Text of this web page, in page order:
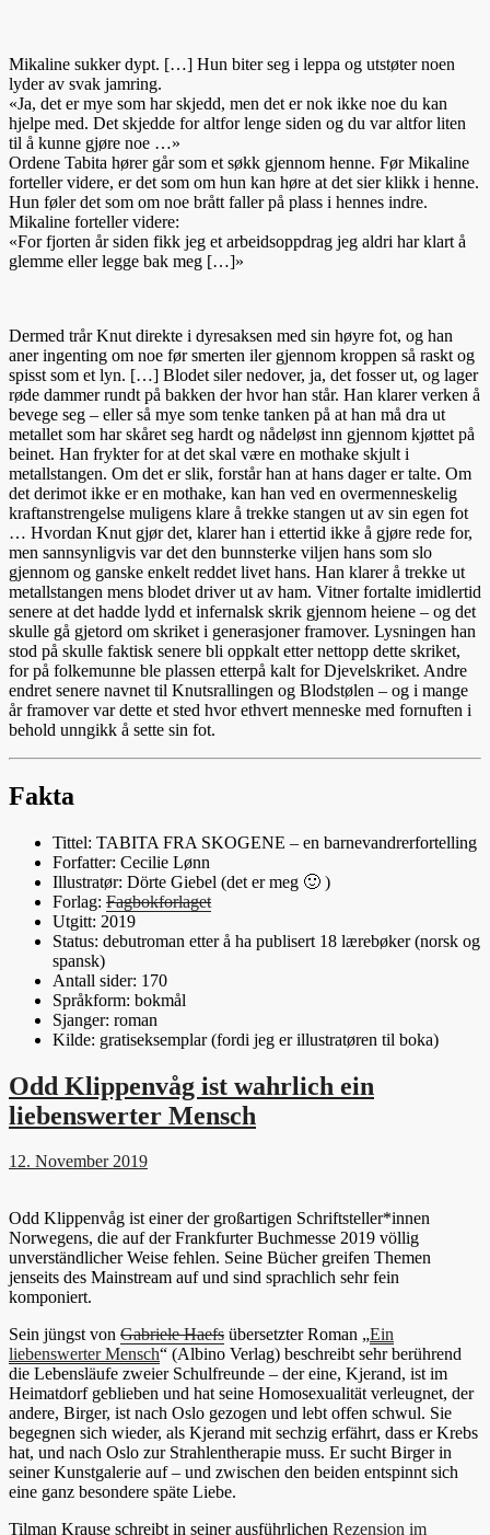
Mikaline sukker dypt. […] Hun biter seg i leppa og utstøter noen
lyder av svak jamring.
«Ja, det er mye som har skjedd, men det er nok ikke noe du kan
hjelpe med. Det skjedde for altfor lenge siden og du var altfor liten
til å kunne gjøre noe …»
Ordene Tabita hører går som et søkk gjennom henne. Før Mikaline
forteller videre, er det som om hun kan høre at det sier klikk i henne.
Hun føler det som om noe brått faller på plass i hennes indre.
Mikaline forteller videre:
«For fjorten år siden fikk jeg et arbeidsoppdrag jeg aldri har klart å
glemme eller legge bak meg […]»
Dermed trår Knut direkte i dyresaksen med sin høyre fot, og han
aner ingenting om noe før smerten iler gjennom kroppen så raskt og
spisst som et lyn. […] Blodet siler nedover, ja, det fosser ut, og lager
røde dammer rundt på bakken der hvor han står. Han klarer verken å
bevege seg – eller så mye som tenke tanken på at han må dra ut
metallet som har skåret seg hardt og nådeløst inn gjennom kjøttet på
beinet. Han frykter for at det skal være en mothake skjult i
metallstangen. Om det er slik, forstår han at hans dager er talte. Om
det derimot ikke er en mothake, kan han ved en overmenneskelig
kraftanstrengelse muligens klare å trekke stangen ut av sin egen fot
… Hvordan Knut gjør det, klarer han i ettertid ikke å gjøre rede for,
men sannsynligvis var det den bunnsterke viljen hans som slo
gjennom og ganske enkelt reddet livet hans. Han klarer å trekke ut
metallstangen mens blodet driver ut av ham. Vitner fortalte imidlertid
senere at det hadde lydd et infernalsk skrik gjennom heiene – og det
skulle gå gjetord om skriket i generasjoner framover. Lysningen han
stod på skulle faktisk senere bli oppkalt etter nettopp dette skriket,
for på folkemunne ble plassen etterpå kalt for Djevelskriket. Andre
endret senere navnet til Knutsrallingen og Blodstølen – og i mange
år framover var dette et sted hvor ethvert menneske med fornuften i
behold unngikk å sette sin fot.
Fakta
Tittel: TABITA FRA SKOGENE – en barnevandrerfortelling
Forfatter: Cecilie Lønn
Illustratør: Dörte Giebel (det er meg 🙂 )
Forlag: Fagbokforlaget
Utgitt: 2019
Status: debutroman etter å ha publisert 18 lærebøker (norsk og
spansk)
Antall sider: 170
Språkform: bokmål
Sjanger: roman
Kilde: gratiseksemplar (fordi jeg er illustratøren til boka)
Odd Klippenvåg ist wahrlich ein
liebenswerter Mensch
12. November 2019
Odd Klippenvåg ist einer der großartigen Schriftsteller*innen
Norwegens, die auf der Frankfurter Buchmesse 2019 völlig
unverständlicher Weise fehlen. Seine Bücher greifen Themen
jenseits des Mainstream auf und sind sprachlich sehr fein
komponiert.
Sein jüngst von Gabriele Haefs übersetzter Roman „Ein
liebenswerter Mensch“ (Albino Verlag) beschreibt sehr berührend
die Lebensläufe zweier Schulfreunde – der eine, Kjerand, ist im
Heimatdorf geblieben und hat seine Homosexualität verleugnet, der
andere, Birger, ist nach Oslo gezogen und lebt offen schwul. Sie
begegnen sich wieder, als Kjerand mit sechzig erfährt, dass er Krebs
hat, und nach Oslo zur Strahlentherapie muss. Er sucht Birger in
seiner Kunstgalerie auf – und zwischen den beiden entspinnt sich
eine ganz besondere späte Liebe.
Tilman Krause schreibt in seiner ausführlichen Rezension im